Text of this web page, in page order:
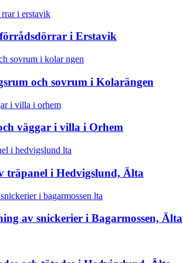
i Erstavik
och sovrum i Kolarängen
väggar i villa i Orhem
träpanel i Hedvigslund, Älta
av snickerier i Bagarmossen, Älta